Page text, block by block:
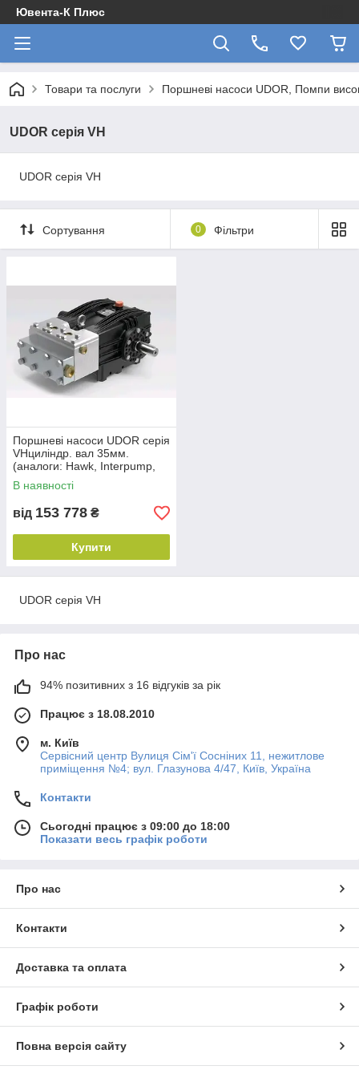
Ювента-К Плюс
Товари та послуги Поршневі насоси UDOR, Помпи
UDOR серія VH
UDOR серія VH
Сортування 0 Фільтри
Поршневі насоси UDOR серія
VHциліндр. вал 35мм.
(аналоги: Hawk, Interpump,
Annovi Reverberi)
В наявності
від 153 778 ₴
Купити
UDOR серія VH
Про нас
94% позитивних з 16 відгуків за рік
Працює з 18.08.2010
м. Київ
Сервісний центр Вулиця Сім'ї Сосніних 11, нежитлове
приміщення №4; вул. Глазунова 4/47, Київ, Україна
Контакти
Сьогодні працює з 09:00 до 18:00
Показати весь графік роботи
Про нас
Контакти
Доставка та оплата
Графік роботи
Повна версія сайту